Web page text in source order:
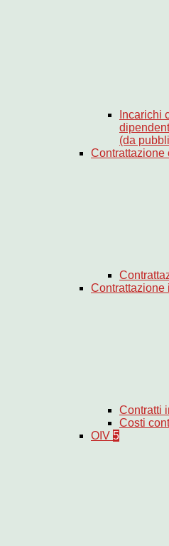
Incarichi
(da
Contrattazione
Contrattazione
Contratti
Costi
OIV 5